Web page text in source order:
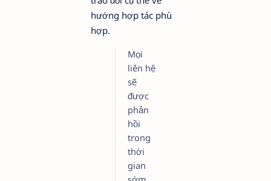
hướng hợp tác phù
hợp.
Mọi
liên hệ
sẽ
được
phản
hồi
trong
thời
gian